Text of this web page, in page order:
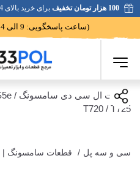
100 هزار تومان تخفیف برای خرید بالای 4 میلیون و 4 قلم کالا!
(ساعت پاسخگویی: 9 الی 14 - 17 الی 20)
سی و سه پل / قطعات سامسونگ | Samsung